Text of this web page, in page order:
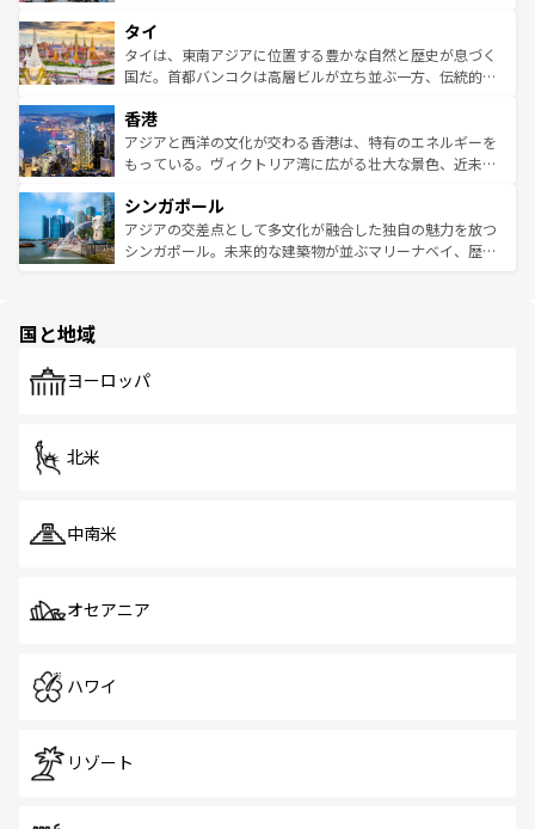
リティに包まれながら、韓国の多彩な魅力を心ゆくまで味
わってみてほしい。 なお、新着の韓国情報はコンテンツ一
覧を参照してほしい。
急速な発展と共に伝統が息づく。ハノイの古い町並みやホ
ーチミン市のフランス統治時代の建物も、独特の雰囲気を
醸し出している。また、バラエティの豊かさとおいしさで
とつ。フォーやバインミー、ベトナムコーヒーなどは、ぜ
ひ現地で味わいたい。どの地域を訪れてもあたたかい人々
が旅行者を迎えてくれるので、きっと忘れられない旅にな
参照してほしい。
タイ
タイは、東南アジアに位置する豊かな自然と歴史が息づく
国だ。首都バンコクは高層ビルが立ち並ぶ一方、伝統的な
の活気が交差している。北部ではチェンマイなどの山岳地
帯で自然と触れ合い、南部ではプーケットやクラビの美し
いビーチでリゾート気分を楽しむことができる。タイ料理
激する。気候は一年中温暖で、どの季節にも異なる楽しみ
が待っている。親しみやすいタイの人々、仏教を中心とし
た文化、そして多様な観光資源が、訪れる旅人を魅了し続
香港
アジアと西洋の文化が交わる香港は、特有のエネルギーを
もっている。ヴィクトリア湾に広がる壮大な景色、近未来
み、どこを訪れても感動するはず。観光スポットが密集し
ており、効率よく見どころを回れるのも魅力。息をのむよ
うな絶景から文化的な体験まで、香港を存分に楽しみ尽く
シンガポール
アジアの交差点として多文化が融合した独自の魅力を放つ
シンガポール。未来的な建築物が並ぶマリーナベイ、歴史
で、ホーカーズは地元の風情を楽しめる外せないスポット
国と地域
ヨーロッパ
北米
中南米
オセアニア
ハワイ
リゾート